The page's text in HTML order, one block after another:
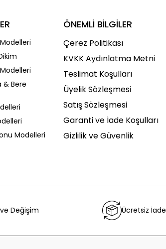
& Bere
Modelleri
ÖNEMLİ BİLGİLER
Çerez Politikası
KVKK Aydınlatma Metni
Teslimat Koşulları
Üyelik Sözleşmesi
Satış Sözleşmesi
Garanti ve İade Koşulları
Gizlilik ve Güvenlik
Değişim Ücretsiz İade